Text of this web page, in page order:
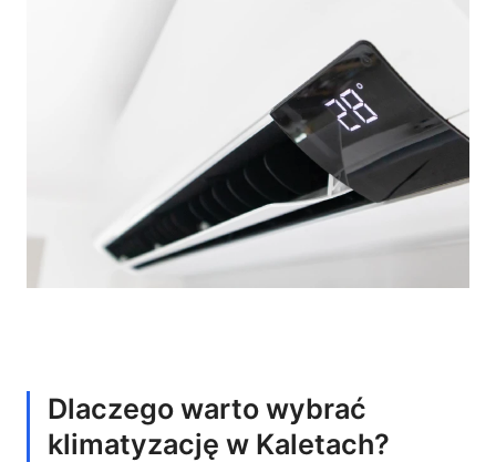
Dlaczego warto wybrać
klimatyzację w Kaletach?